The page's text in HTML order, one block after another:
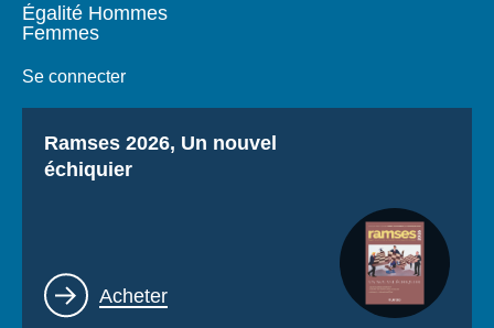
Égalité Hommes
Femmes
Se connecter
Titre
Ramses 2026, Un nouvel
échiquier
Lien
Acheter